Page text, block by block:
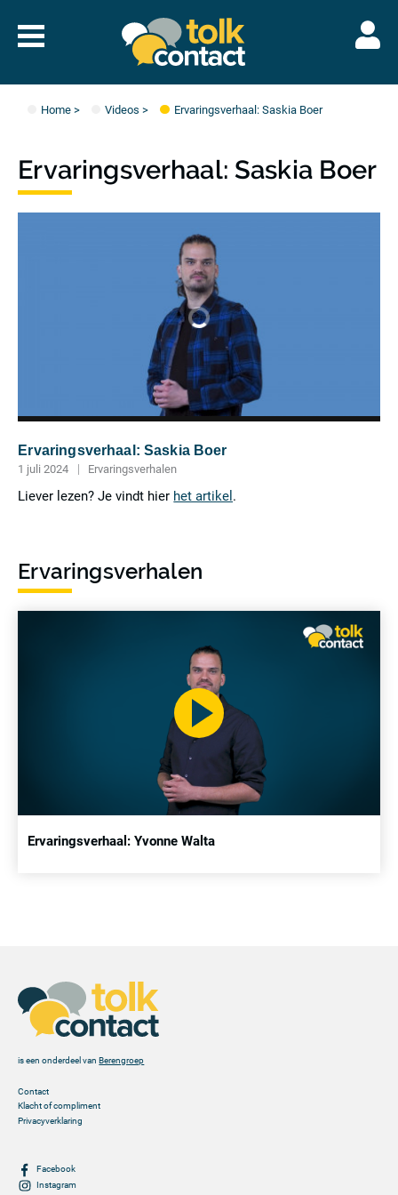
Naar
menu
Home> Videos > Ervaringsverhaal: Saskia Boer
Ervaringsverhaal: Saskia Boer
Ervaringsverhaal: Saskia Boer
1 juli 2024 Ervaringsverhalen
Liever lezen? Je vindt hier het artikel .
Ervaringsverhalen
Ervaringsverhaal: Yvonne Walta
is een onderdeel vanBerengroep
Contact
Klacht of compliment
Privacyverklaring
Facebook
Instagram